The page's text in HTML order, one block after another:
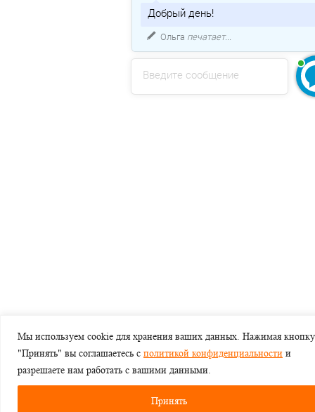
Мы используем cookie для хранения ваших данных. Нажимая кнопку
"Принять" вы соглашаетесь с политикой конфиденциальности и
разрешаете нам работать с вашими данными.
Принять
Введите сообщение
Добрый день!
Ольга печатает...